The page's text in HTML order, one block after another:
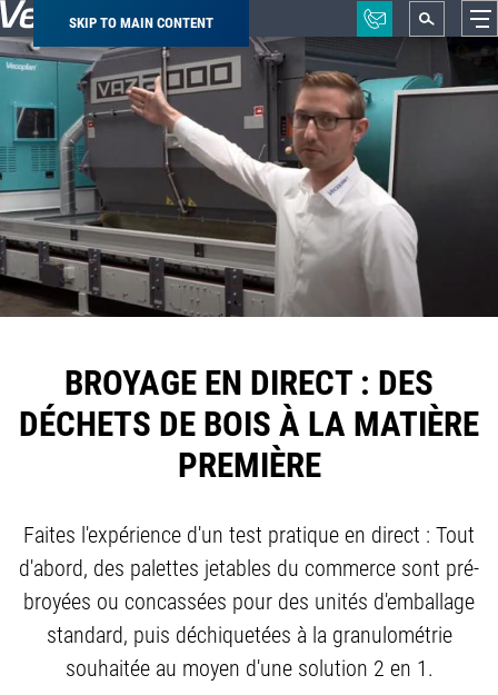
SKIP TO MAIN CONTENT
Breadcrumb
BROYAGE EN DIRECT : DES
DÉCHETS DE BOIS À LA MATIÈRE
PREMIÈRE
Faites l'expérience d'un test pratique en direct : Tout
d'abord, des palettes jetables du commerce sont pré-
broyées ou concassées pour des unités d'emballage
standard, puis déchiquetées à la granulométrie
souhaitée au moyen d'une solution 2 en 1.